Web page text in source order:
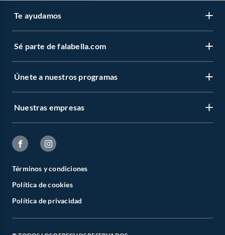
Te ayudamos
Sé parte de falabella.com
Únete a nuestros programas
Nuestras empresas
Términos y condiciones
Política de cookies
Política de privacidad